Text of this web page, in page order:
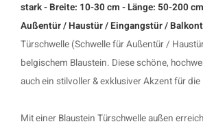
stark - Breite: 10-30 cm - Länge: 50-200
Außentür / Haustür / Eingangstür /
Türschwelle (Schwelle für Außentür /
belgischem Blaustein. Diese schöne,
auch ein stilvoller & exklusiver Akzent für
Mit einer Blaustein Türschwelle außen